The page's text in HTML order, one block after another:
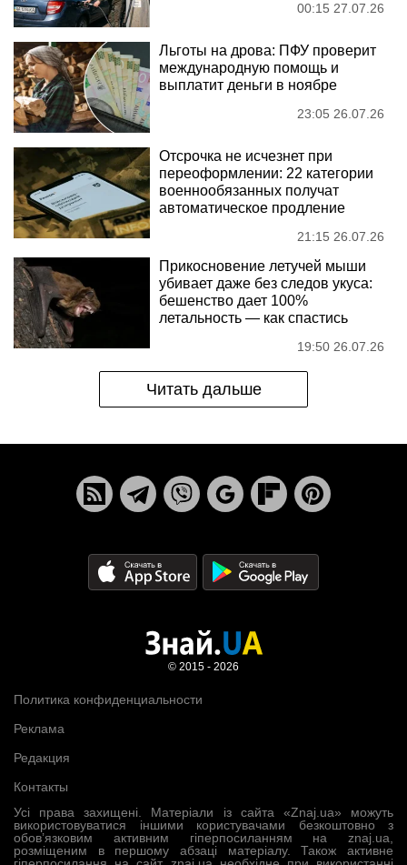
00:15 27.07.26
Льготы на дрова: ПФУ проверит
международную помощь и
выплатит деньги в ноябре
23:05 26.07.26
Отсрочка не исчезнет при
переоформлении: 22 категории
военнообязанных получат
автоматическое продление
21:15 26.07.26
Прикосновение летучей мыши
убивает даже без следов укуса:
бешенство дает 100%
летальность — как спастись
19:50 26.07.26
Читать дальше
Усі права захищені. Матеріали із сайта «Znaj.ua» можуть
використовуватися іншими користувачами безкоштовно з
обов’язковим активним гіперпосиланням на znaj.ua,
розміщеним в першому абзаці матеріалу. Також активне
Политика конфиденциальности
Реклама
Редакция
Контакты
© 2015 - 2026